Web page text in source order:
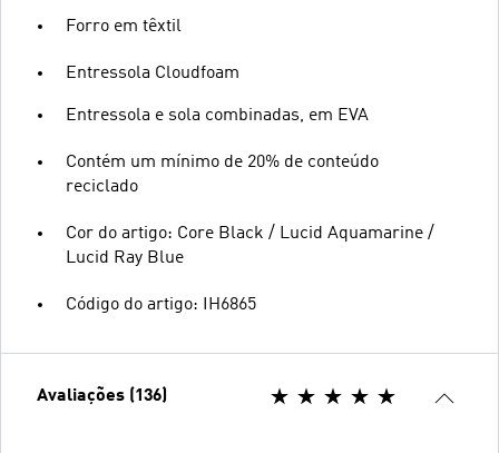
Forro em têxtil
Entressola Cloudfoam
Entressola e sola combinadas, em EVA
Contém um mínimo de 20% de conteúdo
reciclado
Cor do artigo: Core Black / Lucid Aquamarine /
Lucid Ray Blue
Código do artigo: IH6865
Avaliações (136)